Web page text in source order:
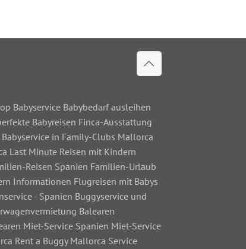
Babyservice Babybedarf ausleihen
Babyreisen Finca-Ausstattung
in Family-Clubs Mallorca
Last Minute Reisen mit Kindern
Reisen Spanien Familien-Urlaub
Informationen Flugreisen mit Babys
- Spanien Buggyservice und
Balearen
Miet-Service Spanien Miet-Service
Rent a Buggy Mallorca Service